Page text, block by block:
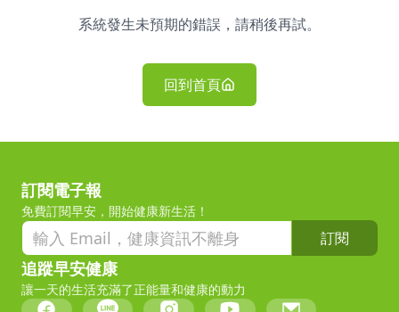
系統發生未預期的錯誤，請稍後再試。
回到首頁
訂閱電子報
免費訂閱早安，開始健康新生活！
訂閱
追蹤早安健康
讓一天的生活充滿了正能量和健康的動力